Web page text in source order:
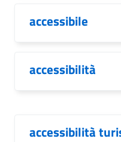
accessibile
accessibilità
accessibilità